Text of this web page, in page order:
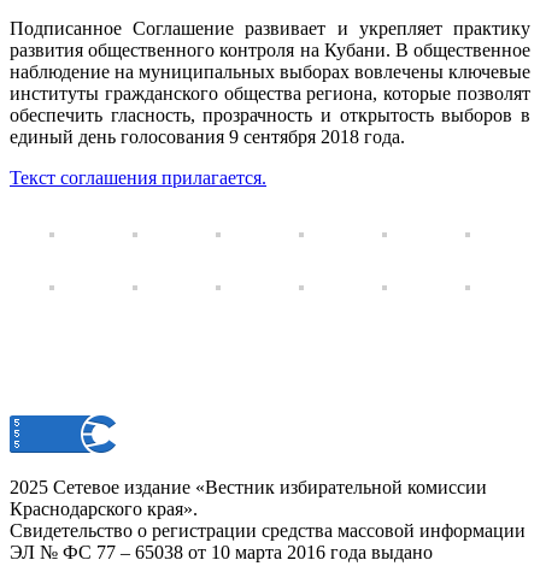
Подписанное Соглашение развивает и укрепляет практику
развития общественного контроля на Кубани. В общественное
наблюдение на муниципальных выборах вовлечены ключевые
институты гражданского общества региона, которые позволят
обеспечить гласность, прозрачность и открытость выборов в
единый день голосования 9 сентября 2018 года.
Текст соглашения прилагается.
2025 Сетевое издание «Вестник избирательной комиссии
Краснодарского края».
Свидетельство о регистрации средства массовой информации
ЭЛ № ФС 77 – 65038 от 10 марта 2016 года выдано